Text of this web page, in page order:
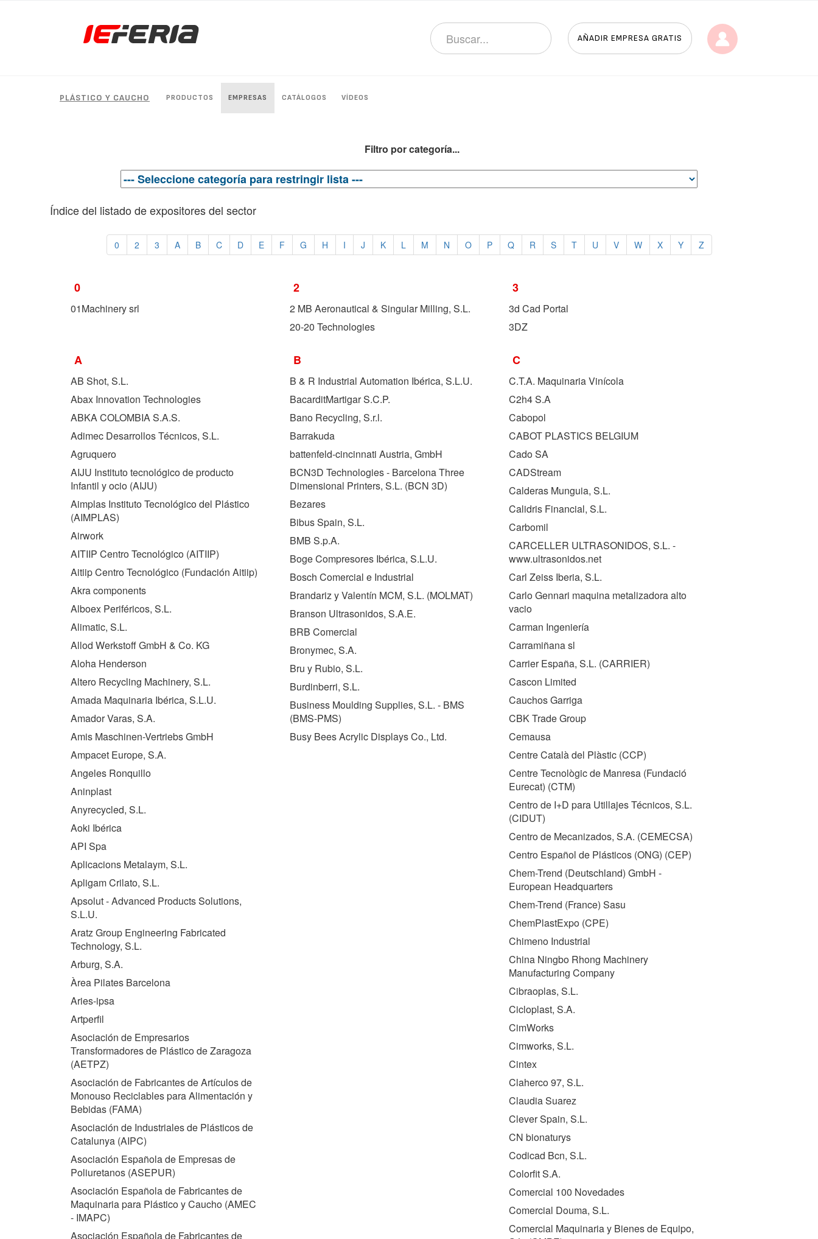
AÑADIR EMPRESA GRATIS
PLÁSTICO Y CAUCHO PRODUCTOS EMPRESAS CATÁLOGOS VÍDEOS
Filtro por categoría...
Índice del listado de expositores del sector
0 2 3 A B C D E F G H I J K L M N O P Q R S T U V W X Y Z
0
01Machinery srl
2
2 MB Aeronautical & Singular Milling, S.L.
20-20 Technologies
3
3d Cad Portal
3DZ
A
AB Shot, S.L.
Abax Innovation Technologies
ABKA COLOMBIA S.A.S.
Adimec Desarrollos Técnicos, S.L.
Agruquero
AIJU Instituto tecnológico de producto
Infantil y ocio (AIJU)
Aimplas Instituto Tecnológico del Plástico
(AIMPLAS)
Airwork
AITIIP Centro Tecnológico (AITIIP)
Aitiip Centro Tecnológico (Fundación Aitiip)
Akra components
Alboex Periféricos, S.L.
Alimatic, S.L.
Allod Werkstoff GmbH & Co. KG
Aloha Henderson
Altero Recycling Machinery, S.L.
Amada Maquinaria Ibérica, S.L.U.
Amador Varas, S.A.
Amis Maschinen-Vertriebs GmbH
Ampacet Europe, S.A.
Angeles Ronquillo
Aninplast
Anyrecycled, S.L.
Aoki Ibérica
API Spa
Aplicacions Metalaym, S.L.
Apligam Crilato, S.L.
Apsolut - Advanced Products Solutions,
S.L.U.
Aratz Group Engineering Fabricated
Technology, S.L.
Arburg, S.A.
Àrea Pilates Barcelona
Aries-ipsa
Artperfil
Asociación de Empresarios
Transformadores de Plástico de Zaragoza
(AETPZ)
Asociación de Fabricantes de Artículos de
Monouso Reciclables para Alimentación y
Bebidas (FAMA)
Asociación de Industriales de Plásticos de
Catalunya (AIPC)
Asociación Española de Empresas de
Poliuretanos (ASEPUR)
Asociación Española de Fabricantes de
Maquinaria para Plástico y Caucho (AMEC
- IMAPC)
Asociación Española de Fabricantes de
B
B & R Industrial Automation Ibérica, S.L.U.
BacarditMartigar S.C.P.
Bano Recycling, S.r.l.
Barrakuda
battenfeld-cincinnati Austria, GmbH
BCN3D Technologies - Barcelona Three
Dimensional Printers, S.L. (BCN 3D)
Bezares
Bibus Spain, S.L.
BMB S.p.A.
Boge Compresores Ibérica, S.L.U.
Bosch Comercial e Industrial
Brandariz y Valentín MCM, S.L. (MOLMAT)
Branson Ultrasonidos, S.A.E.
BRB Comercial
Bronymec, S.A.
Bru y Rubio, S.L.
Burdinberri, S.L.
Business Moulding Supplies, S.L. - BMS
(BMS-PMS)
Busy Bees Acrylic Displays Co., Ltd.
C
C.T.A. Maquinaria Vinícola
C2h4 S.A
Cabopol
CABOT PLASTICS BELGIUM
Cado SA
CADStream
Calderas Munguia, S.L.
Calidris Financial, S.L.
Carbomil
CARCELLER ULTRASONIDOS, S.L. -
www.ultrasonidos.net
Carl Zeiss Iberia, S.L.
Carlo Gennari maquina metalizadora alto
vacio
Carman Ingeniería
Carramiñana sl
Carrier España, S.L. (CARRIER)
Cascon Limited
Cauchos Garriga
CBK Trade Group
Cemausa
Centre Català del Plàstic (CCP)
Centre Tecnològic de Manresa (Fundació
Eurecat) (CTM)
Centro de I+D para Utillajes Técnicos, S.L.
(CIDUT)
Centro de Mecanizados, S.A. (CEMECSA)
Centro Español de Plásticos (ONG) (CEP)
Chem-Trend (Deutschland) GmbH -
European Headquarters
Chem-Trend (France) Sasu
ChemPlastExpo (CPE)
Chimeno Industrial
China Ningbo Rhong Machinery
Manufacturing Company
Cibraoplas, S.L.
Cicloplast, S.A.
CimWorks
Cimworks, S.L.
Cintex
Claherco 97, S.L.
Claudia Suarez
Clever Spain, S.L.
CN bionaturys
Codicad Bcn, S.L.
Colorfit S.A.
Comercial 100 Novedades
Comercial Douma, S.L.
Comercial Maquinaria y Bienes de Equipo,